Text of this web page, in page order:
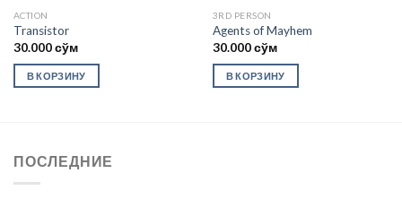
ACTION
Transistor
30.000сўм
В КОРЗИНУ
3RD PERSON
Agents of Mayhem
30.000сўм
В КОРЗИНУ
ПОСЛЕДНИЕ